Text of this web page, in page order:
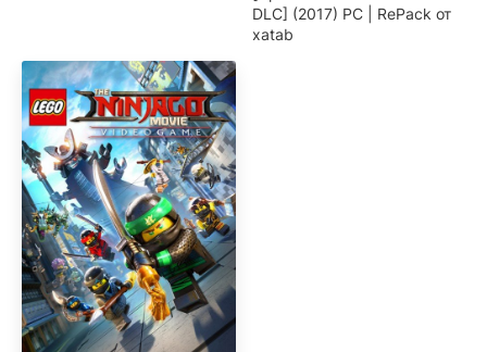
DLC] (2017) PC | RePack от
xatab